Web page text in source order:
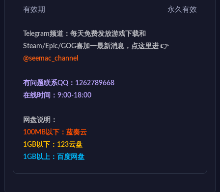
有效期 永久有效
Telegram频道：每天免费发放游戏下载和
Steam/Epic/GOG喜加一最新消息，点这里进 👉
@seemac_channel
有问题联系QQ：1262789668
在线时间：9:00-18:00
网盘说明：
100MB以下：蓝奏云
1GB以下：123云盘
1GB以上：百度网盘